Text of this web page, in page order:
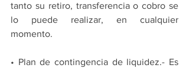
tanto su retiro, transferencia o cobro se
lo puede realizar, en cualquier
momento.
• Plan de contingencia de liquidez.- Es